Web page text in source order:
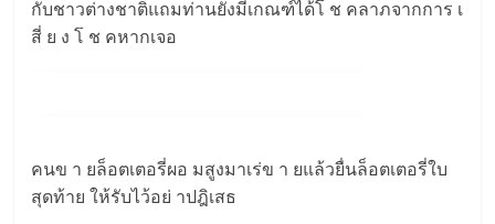
กับชาวต่างชาติแถมท่านยังมีเกณฑ์ได้โ ช คลาภจากการ เ
สี่ ย ง โ ช คหากเจอ
คนข า ยล็อตเตอรี่ผอ มสูงมาเร่ข า ยแล้วยื่นล็อตเตอรี่ใบ
สุดท้าย ให้รับไว้อย่ าปฎิเสธ